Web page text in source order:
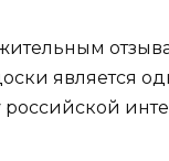
является